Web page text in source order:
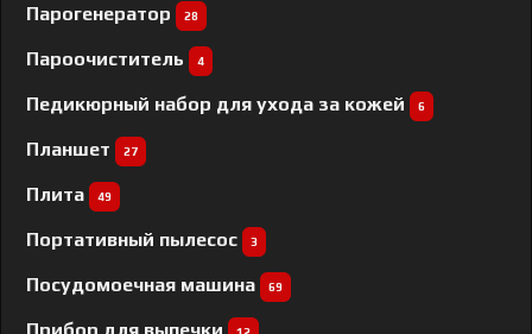
Парогенератор 28
Пароочиститель 4
Педикюрный набор для ухода за кожей 6
Планшет 27
Плита 49
Портативный пылесос 3
Посудомоечная машина 69